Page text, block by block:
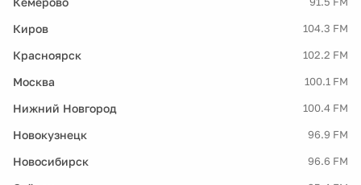
Киров 104.3 FM
Красноярск 102.2 FM
Москва 100.1 FM
Нижний Новгород 100.4 FM
Новокузнецк 96.9 FM
Новосибирск 96.6 FM